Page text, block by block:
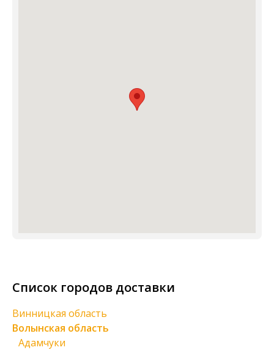
Список городов доставки
Винницкая область
Волынская область
Адамчуки